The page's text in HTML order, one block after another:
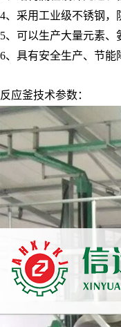
4、采用工业级不锈钢
5、可以生产大量元素
6、具有安全生产、节
反应釜技术参数：